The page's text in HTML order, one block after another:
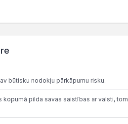
būtisku nodokļu pārkāpumu risku.
pilda savas saistības ar valsti,